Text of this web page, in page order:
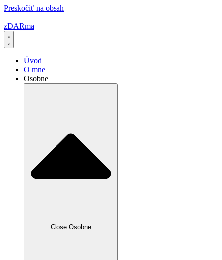
Preskočiť na obsah
zDARma
Úvod
O mne
Osobne
Close Osobne